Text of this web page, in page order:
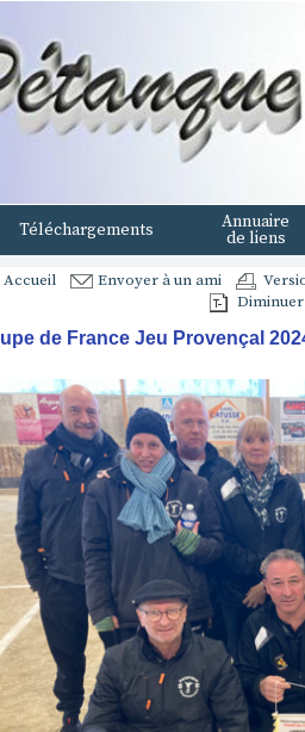
Téléchargements Annuaire
de liens
Accueil Envoyer à un ami
Diminuer
de France Jeu Provençal